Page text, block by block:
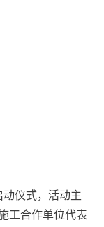
仪式，活动主
工合作单位代表